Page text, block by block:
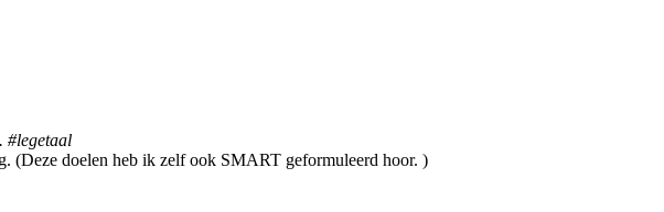
#legetaal
(Deze doelen heb ik zelf ook SMART geformuleerd hoor. )